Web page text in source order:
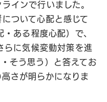
インで行いました。
ついて心配と感じて
ある程度心配）で、
に気候変動対策を進
そう思う）と答えてお
さが明らかになりま